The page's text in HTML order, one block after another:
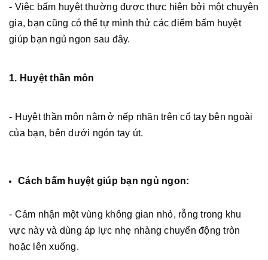
- Việc bấm huyệt thường được thực hiện bởi một chuyên
gia, bạn cũng có thể tự mình thử các điểm bấm huyệt
giúp bạn ngủ ngon sau đây.
1. Huyệt thần môn
- Huyệt thần môn nằm ở nếp nhăn trên cổ tay bên ngoài
của bạn, bên dưới ngón tay út.
Cách bấm huyệt giúp bạn ngủ ngon:
- Cảm nhận một vùng không gian nhỏ, rỗng trong khu
vực này và dùng áp lực nhẹ nhàng chuyển động tròn
hoặc lên xuống.